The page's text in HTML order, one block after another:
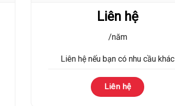
Liên hệ
/năm
Liên hệ nếu bạn có nhu cầu khác
Liên hệ